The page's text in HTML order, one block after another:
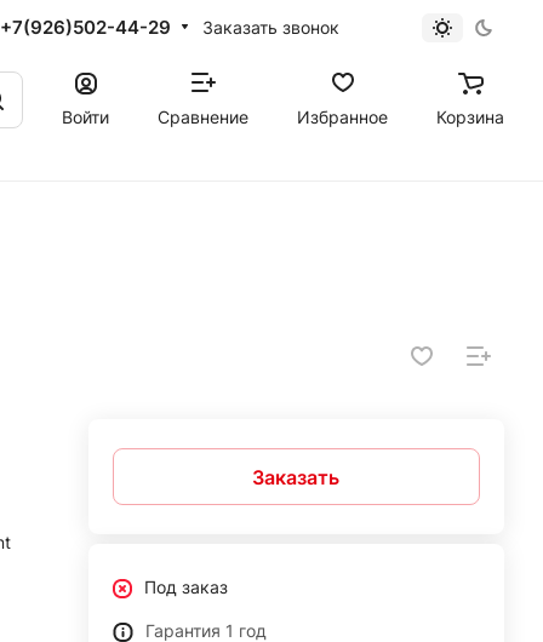
+7(926)502-44-29 Заказать звонок
Войти Сравнение Избранное Корзина
Заказать
Под заказ
Гарантия 1 год